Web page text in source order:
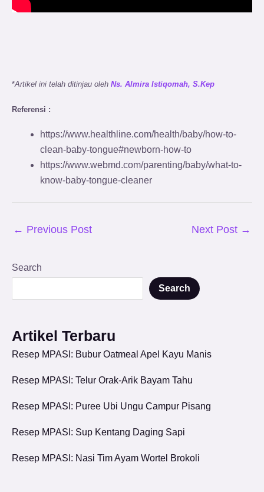
*Artikel ini telah ditinjau oleh Ns. Almira Istiqomah, S.Kep
Referensi :
https://www.healthline.com/health/baby/how-to-
clean-baby-tongue#newborn-how-to
https://www.webmd.com/parenting/baby/what-to-
know-baby-tongue-cleaner
← Previous Post Next Post →
Search
Search
Artikel Terbaru
Resep MPASI: Bubur Oatmeal Apel Kayu Manis
Resep MPASI: Telur Orak-Arik Bayam Tahu
Resep MPASI: Puree Ubi Ungu Campur Pisang
Resep MPASI: Sup Kentang Daging Sapi
Resep MPASI: Nasi Tim Ayam Wortel Brokoli